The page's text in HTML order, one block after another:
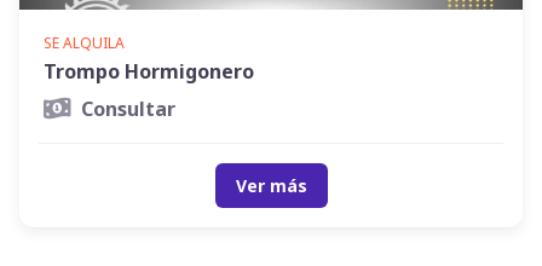
SE ALQUILA
Trompo Hormigonero
Consultar
Ver más